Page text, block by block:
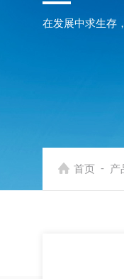
在发展中求生存
首页 - 产